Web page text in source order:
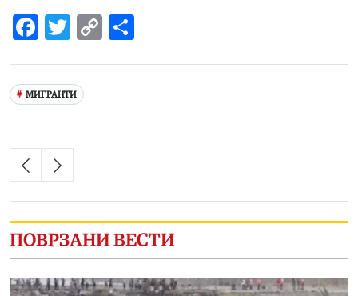
Facebook
Twitter
Copy
МИГРАНТИ
ПОВРЗАНИ ВЕСТИ